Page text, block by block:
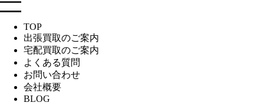
TOP
出張買取のご案内
宅配買取のご案内
よくある質問
お問い合わせ
会社概要
BLOG